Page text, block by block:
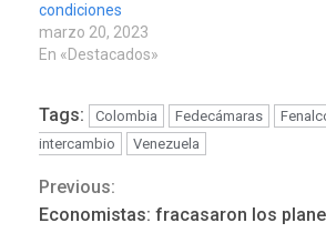
condiciones
marzo 20, 2023
En «Destacados»
Tags: Colombia Fedecámaras
intercambio
Venezuela
Continue
Previous:
Economistas: fracasaron los